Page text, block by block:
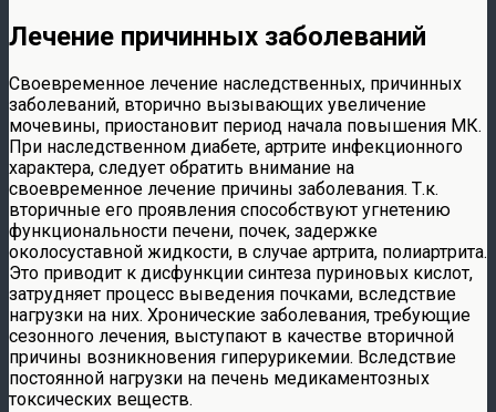
Лечение причинных заболеваний
Своевременное лечение наследственных, причинных
заболеваний, вторично вызывающих увеличение
мочевины, приостановит период начала повышения МК.
При наследственном диабете, артрите инфекционного
характера, следует обратить внимание на
своевременное лечение причины заболевания. Т.к.
вторичные его проявления способствуют угнетению
функциональности печени, почек, задержке
околосуставной жидкости, в случае артрита, полиартрита.
Это приводит к дисфункции синтеза пуриновых кислот,
затрудняет процесс выведения почками, вследствие
нагрузки на них. Хронические заболевания, требующие
сезонного лечения, выступают в качестве вторичной
причины возникновения гиперурикемии. Вследствие
постоянной нагрузки на печень медикаментозных
токсических веществ.